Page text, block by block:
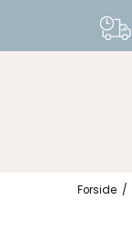
Forside /